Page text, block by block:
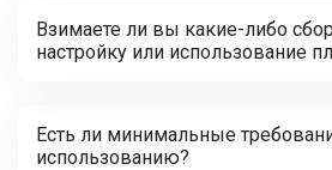
Взимаете ли вы какие-либо
настройку или использование
Есть ли минимальные
использованию?